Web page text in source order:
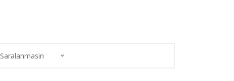
Saralanmasin